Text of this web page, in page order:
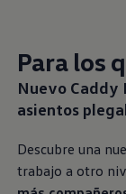
Para los
Nuevo Caddy
asientos
Descubre una
trabajo a otro